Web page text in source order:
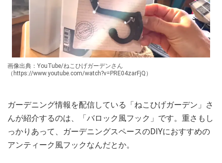
画像出典：YouTube/ねこひげガーデンさん
（https://www.youtube.com/watch?v=PRE04zarFjQ）
ガーデニング情報を配信している「ねこひげガーデン」さ
んが紹介するのは、「バロック風フック」です。重さもし
っかりあって、ガーデニングスペースのDIYにおすすめの
アンティーク風フックなんだとか。